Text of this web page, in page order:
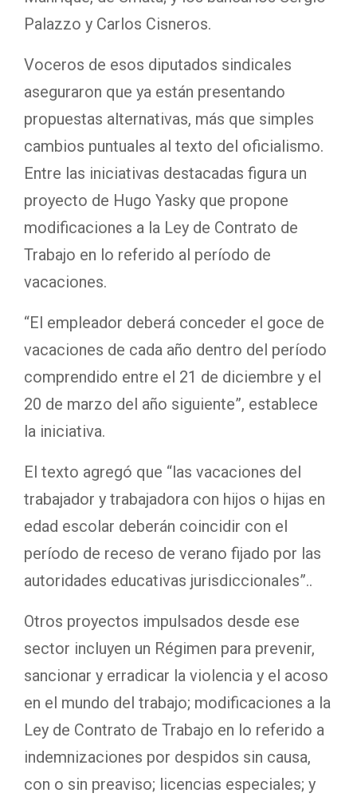
Palazzo y Carlos Cisneros.
Voceros de esos diputados sindicales
aseguraron que ya están presentando
propuestas alternativas, más que simples
cambios puntuales al texto del oficialismo.
Entre las iniciativas destacadas figura un
proyecto de Hugo Yasky que propone
modificaciones a la Ley de Contrato de
Trabajo en lo referido al período de
vacaciones.
“El empleador deberá conceder el goce de
vacaciones de cada año dentro del período
comprendido entre el 21 de diciembre y el
20 de marzo del año siguiente”, establece
la iniciativa.
El texto agregó que “las vacaciones del
trabajador y trabajadora con hijos o hijas en
edad escolar deberán coincidir con el
período de receso de verano fijado por las
autoridades educativas jurisdiccionales”..
Otros proyectos impulsados desde ese
sector incluyen un Régimen para prevenir,
sancionar y erradicar la violencia y el acoso
en el mundo del trabajo; modificaciones a la
Ley de Contrato de Trabajo en lo referido a
indemnizaciones por despidos sin causa,
con o sin preaviso; licencias especiales; y